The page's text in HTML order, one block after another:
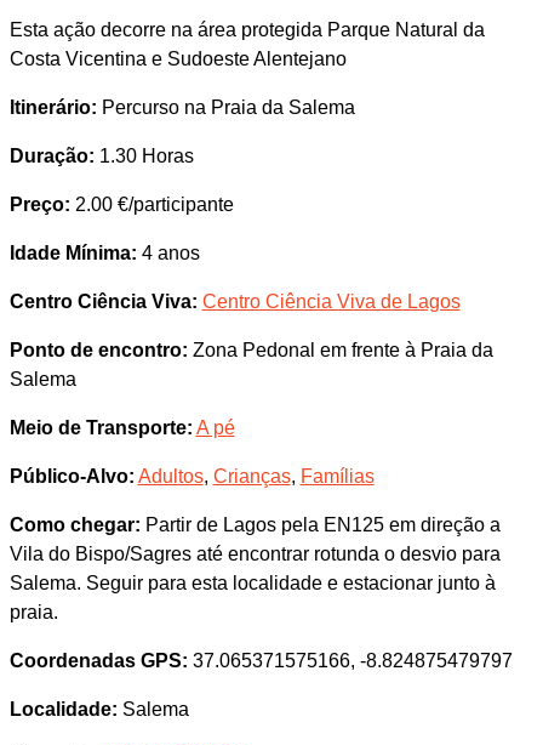
Esta ação decorre na área protegida Parque Natural da
Costa Vicentina e Sudoeste Alentejano
Itinerário: Percurso na Praia da Salema
Duração: 1.30 Horas
Preço: 2.00 €/participante
Idade Mínima: 4 anos
Centro Ciência Viva: Centro Ciência Viva de Lagos
Ponto de encontro: Zona Pedonal em frente à Praia da
Salema
Meio de Transporte: A pé
Público-Alvo: Adultos, Crianças, Famílias
Como chegar: Partir de Lagos pela EN125 em direção a
Vila do Bispo/Sagres até encontrar rotunda o desvio para
Salema. Seguir para esta localidade e estacionar junto à
praia.
Coordenadas GPS: 37.065371575166, -8.824875479797
Localidade: Salema